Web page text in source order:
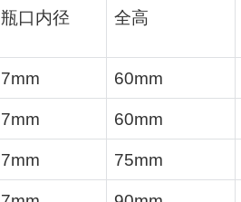
瓶口内径 全高
7mm 60mm
7mm 60mm
7mm 75mm